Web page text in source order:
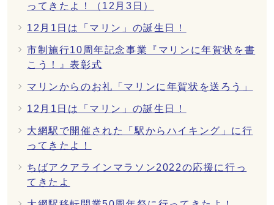
ってきたよ！（12月3日）
12月1日は「マリン」の誕生日！
市制施行10周年記念事業『マリンに年賀状を書
こう！』表彰式
マリンからのお礼「マリンに年賀状を送ろう」
12月1日は「マリン」の誕生日！
大網駅で開催された「駅からハイキング」に行
ってきたよ！
ちばアクアラインマラソン2022の応援に行っ
てきたよ